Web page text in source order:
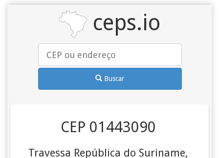
ceps.io
Buscar
CEP 01443090
Travessa República do Suriname,